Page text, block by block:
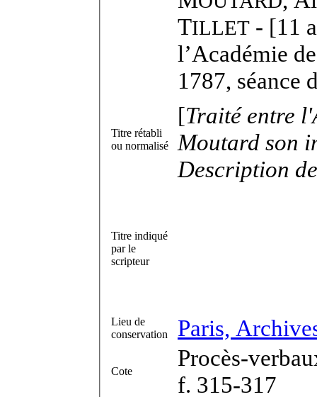
TILLET - [11
l’Académie
1787, séance
Titre rétabli
ou normalisé
[Traité entre
Moutard son
Description
Titre indiqué
par le
scripteur
Lieu de
conservation
Paris,
Cote
Procès-
f. 315-317